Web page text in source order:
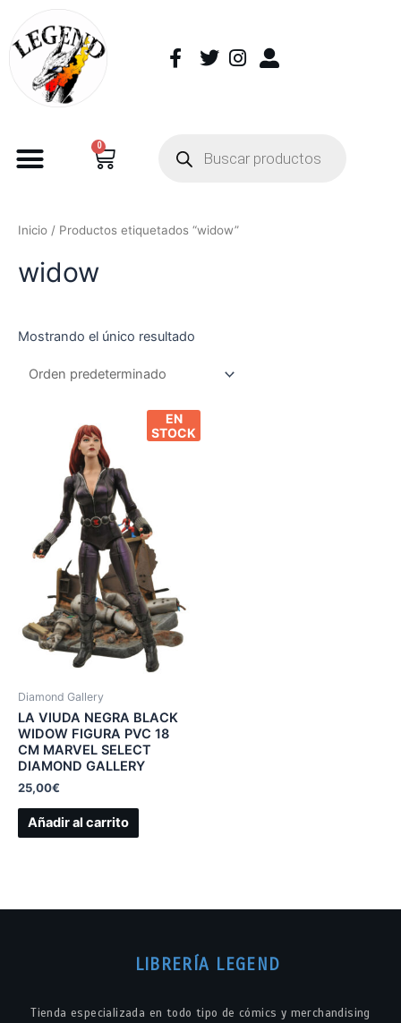
0
Inicio / Productos etiquetados “widow”
widow
Mostrando el único resultado
EN
STOCK
Diamond Gallery
LA VIUDA NEGRA BLACK
WIDOW FIGURA PVC 18
CM MARVEL SELECT
DIAMOND GALLERY
25,00€
Añadir al carrito
LIBRERÍA LEGEND
Tienda especializada en todo tipo de cómics y merchandising